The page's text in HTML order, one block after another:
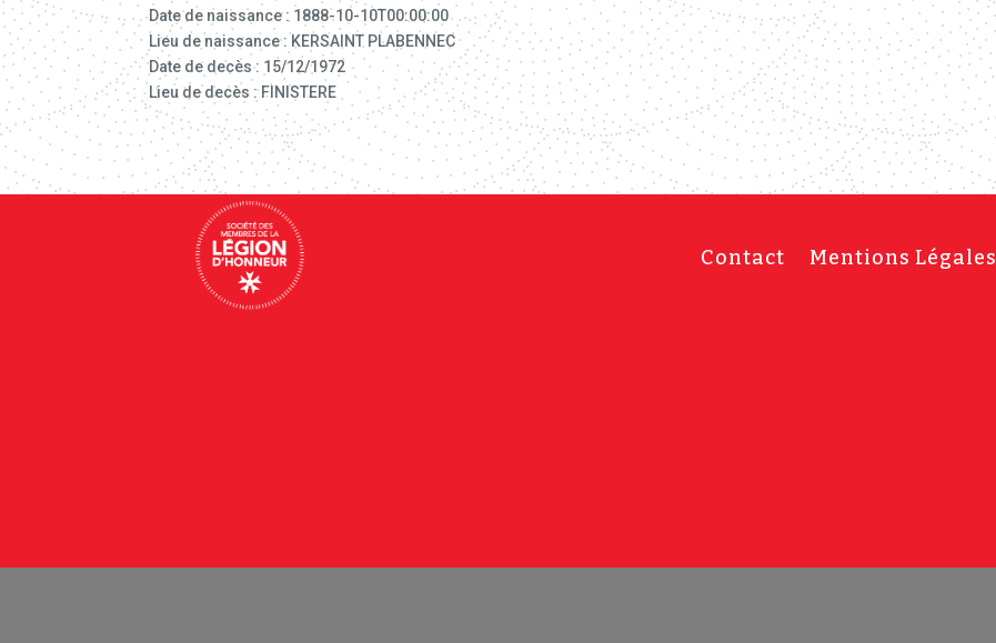
Date de naissance : 1888-10-10T00:00:00
Lieu de naissance : KERSAINT PLABENNEC
Date de decès : 15/12/1972
Lieu de decès : FINISTERE
Contact Mentions Légales